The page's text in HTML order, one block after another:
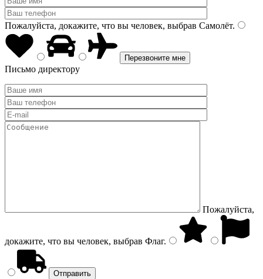
Пожалуйста, докажите, что вы человек, выбрав Самолёт.
Письмо директору
Пожалуйста,
докажите, что вы человек, выбрав Флаг.